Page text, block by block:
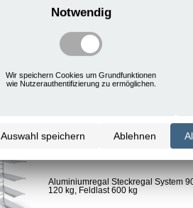
Aluminiumregal Steckregal System
120 kg, Feldlast 600 kg
Aluminiumregal Steckregal System
Aluminiumregal Steckregal System
120 kg, Feldlast 600 kg
Notwendig
Wir speichern Cookies um Grundfunktionen
wie Nutzerauthentifizierung zu ermöglichen.
Auswahl speichern Ablehnen